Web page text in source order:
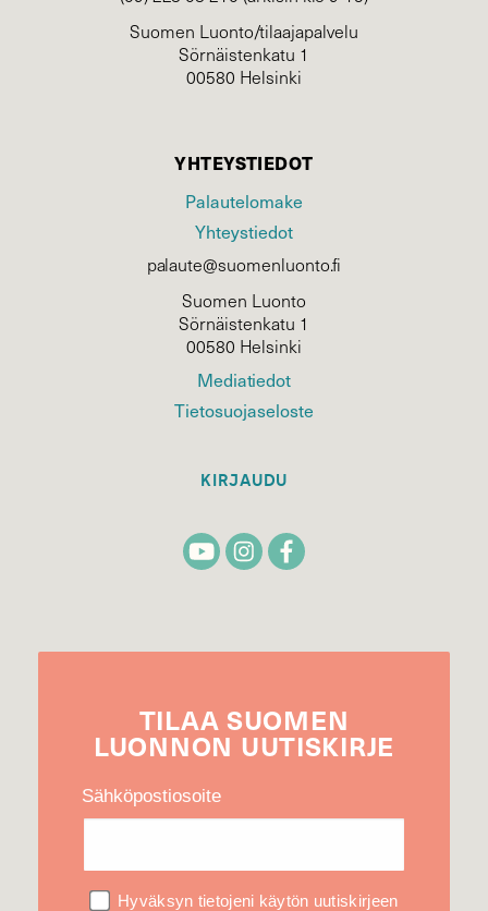
Suomen Luonto/tilaajapalvelu
Sörnäistenkatu 1
00580 Helsinki
YHTEYSTIEDOT
Palautelomake
Yhteystiedot
palaute@suomenluonto.fi
Suomen Luonto
Sörnäistenkatu 1
00580 Helsinki
Mediatiedot
Tietosuojaseloste
KIRJAUDU
TILAA SUOMEN
LUONNON UUTIS­KIRJE
Sähköpostiosoite
Hyväksyn tietojeni käytön uutiskirjeen